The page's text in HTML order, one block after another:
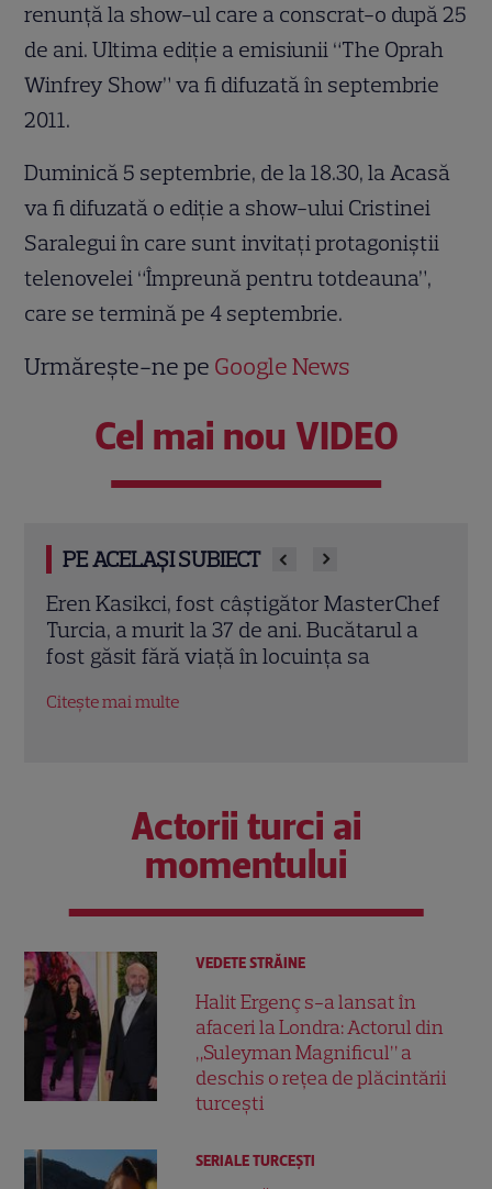
renunţă la show-ul care a conscrat-o după 25
de ani. Ultima ediţie a emisiunii “The Oprah
Winfrey Show” va fi difuzată în septembrie
2011.
Duminică 5 septembrie, de la 18.30, la Acasă
va fi difuzată o ediţie a show-ului Cristinei
Saralegui în care sunt invitaţi protagoniştii
telenovelei “Împreună pentru totdeauna”,
care se termină pe 4 septembrie.
Urmărește-ne pe Google News
Cel mai nou VIDEO
PE ACELAȘI SUBIECT
Trei cupluri revin la „Insula Iubirii –
Reuniuni”. Ce se întâmplă când se
întâlnesc din nou cu Radu Vâlcan
Citește mai multe
Actorii turci ai
momentului
VEDETE STRĂINE
Halit Ergenç s-a lansat în
afaceri la Londra: Actorul din
„Suleyman Magnificul” a
deschis o rețea de plăcintării
turcești
SERIALE TURCEŞTI